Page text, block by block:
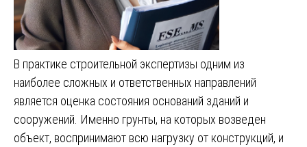
В практике строительной экспертизы одним из
наиболее сложных и ответственных направлений
является оценка состояния оснований зданий и
сооружений. Именно грунты, на которых возведен
объект, воспринимают всю нагрузку от конструкций, и